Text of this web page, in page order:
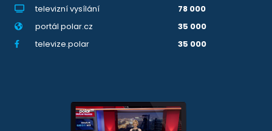
televizní vysílání
78 000
portál polar.cz
35 000
televize.polar
35 000